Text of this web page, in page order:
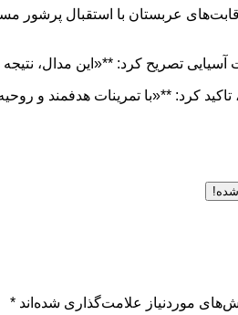
عربستان با استقبال پرشور
تصریح کرد: **«این مدال،
تاکید کرد: **«با تمرینات هدفمند
شده!
موردنیاز علامت‌گذاری شده‌اند *